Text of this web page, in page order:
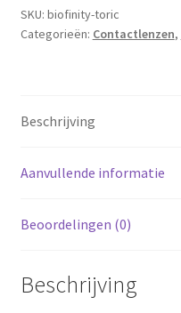
SKU: biofinity-toric
Categorieën: Contactlenzen,
Beschrijving
Aanvullende informatie
Beoordelingen (0)
Beschrijving